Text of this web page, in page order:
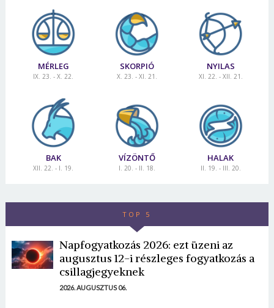
MÉRLEG
IX. 23. - X. 22.
SKORPIÓ
X. 23. - XI. 21.
NYILAS
XI. 22. - XII. 21.
BAK
XII. 22. - I. 19.
VÍZÖNTŐ
I. 20. - II. 18.
HALAK
II. 19. - III. 20.
TOP 5
Napfogyatkozás 2026: ezt üzeni az
augusztus 12-i részleges fogyatkozás a
csillagjegyeknek
2026. AUGUSZTUS 06.